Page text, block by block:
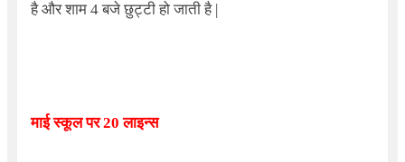
है और शाम 4 बजे छुट्टी हो जाती है |
माई स्कूल पर 20 लाइन्स